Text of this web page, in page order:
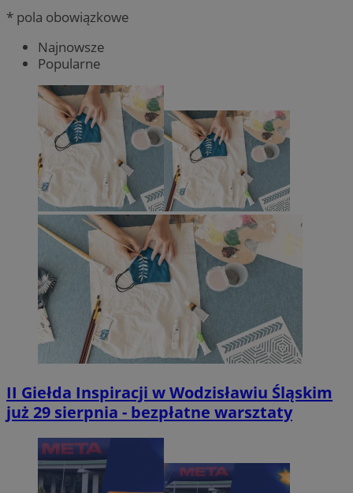
* pola obowiązkowe
Najnowsze
Popularne
II Giełda Inspiracji w Wodzisławiu Śląskim
już 29 sierpnia - bezpłatne warsztaty